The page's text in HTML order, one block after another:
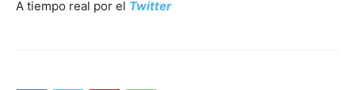
A tiempo real por el Twitter